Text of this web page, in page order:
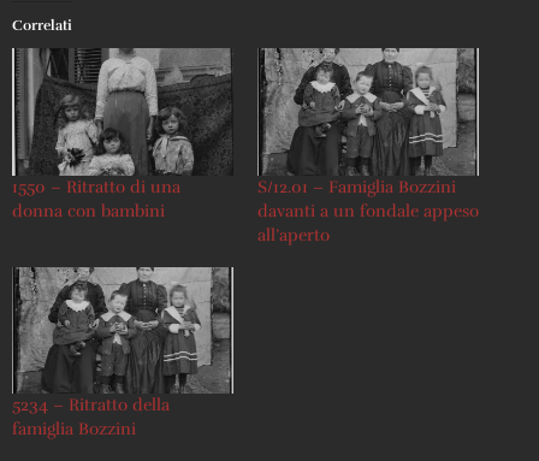
Correlati
1550 – Ritratto di una
donna con bambini
S/12.01 – Famiglia Bozzini
davanti a un fondale appeso
all’aperto
5234 – Ritratto della
famiglia Bozzini